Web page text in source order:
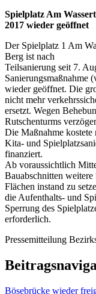
Spielplatz Am
2017 wieder geöffnet
Der Spielplatz 1 Am
Berg ist nach
Teilsanierung seit 7.
Sanierungsmaßnahme
wieder geöffnet. Die
nicht mehr
ersetzt. Wegen
Rutschenturms
Die Maßnahme
Kita- und
finanziert.
Ab voraussichtlich
Bauabschnitten weitere
Flächen instand zu
die Aufenthalts- und
Sperrung des
erforderlich.
Pressemitteilung
Bösebrücke wieder